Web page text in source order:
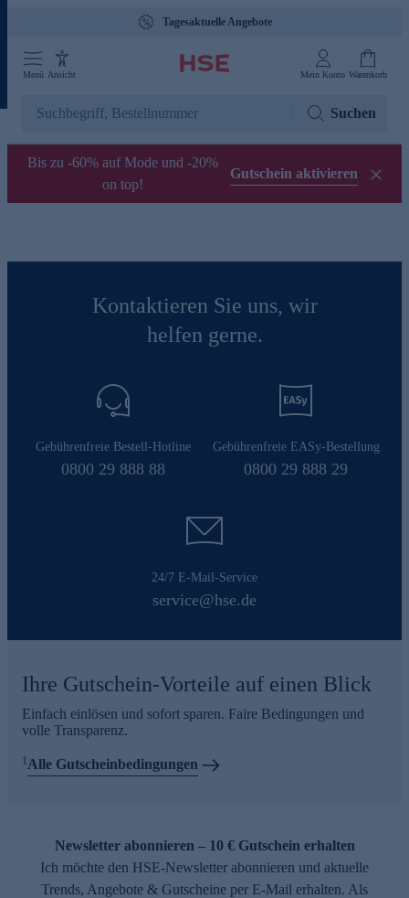
Tagesaktuelle Angebote
Menü Ansicht Mein Konto Warenkorb
Suchen
Bis zu -60% auf Mode und -20%
on top!
Gutschein aktivieren
Kontaktieren Sie uns, wir
helfen gerne.
Gebührenfreie Bestell-Hotline
0800 29 888 88
Gebührenfreie EASy-Bestellung
0800 29 888 29
24/7 E-Mail-Service
service@hse.de
Ihre Gutschein-Vorteile auf einen Blick
Einfach einlösen und sofort sparen. Faire Bedingungen und
volle Transparenz.
1Alle Gutscheinbedingungen
Newsletter abonnieren – 10 € Gutschein erhalten
Ich möchte den HSE-Newsletter abonnieren und aktuelle
Trends, Angebote & Gutscheine per E-Mail erhalten. Als